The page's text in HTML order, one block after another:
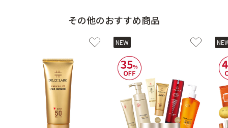
その他のおすすめ商品
NEW